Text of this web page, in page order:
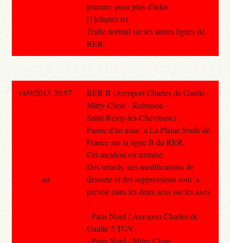
journee, pour plus d'infos
[1]cliquer ici.
Trafic normal sur les autres lignes de
RER.
14/9/2013 20:57
RER B (Aeroport Charles de Gaulle -
Mitry-Claye - Robinson -
Saint-Remy-les-Chevreuse) :
Panne d'un train `a La Plaine Stade de
France sur la ligne B du RER.
Cet incident est termine.
Des retards, des modifications de
desserte et des suppressions sont `a
prevoir dans les deux sens sur les axes
:
- Paris Nord / Aeroport Charles de
Gaulle 2 TGV.
- Paris Nord / Mitry Claye.
au